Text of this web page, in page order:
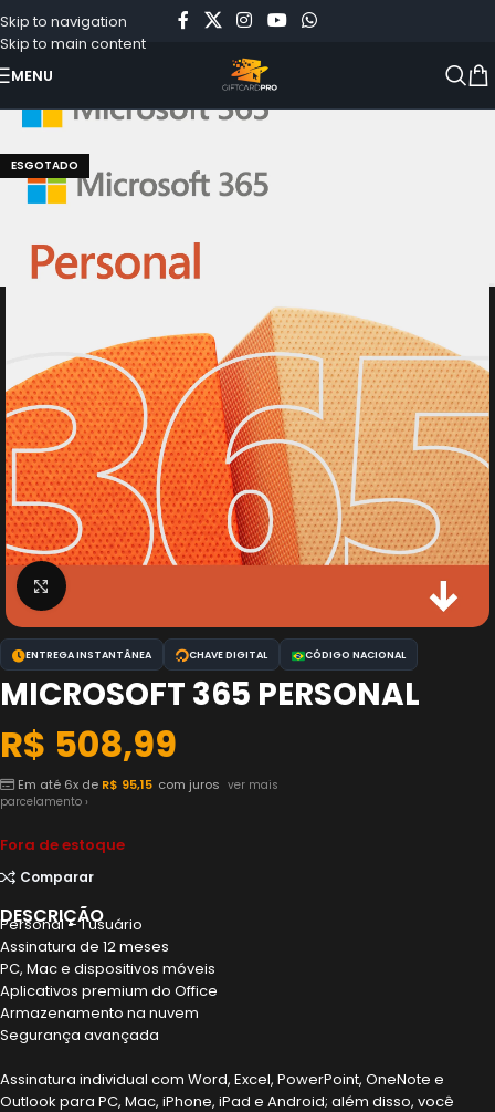
Skip to navigation
Skip to main content
MENU
ESGOTADO
Clique para ampliar
ENTREGA INSTANTÂNEA CHAVE DIGITAL CÓDIGO NACIONAL
MICROSOFT 365 PERSONAL
R$ 508,99
Em até 6x de R$ 95,15 com juros ver mais
parcelamento ›
Fora de estoque
Comparar
DESCRIÇÃO
Personal – 1 usuário
Assinatura de 12 meses
PC, Mac e dispositivos móveis
Aplicativos premium do Office
Armazenamento na nuvem
Segurança avançada
Assinatura individual com Word, Excel, PowerPoint, OneNote e
Outlook para PC, Mac, iPhone, iPad e Android; além disso, você